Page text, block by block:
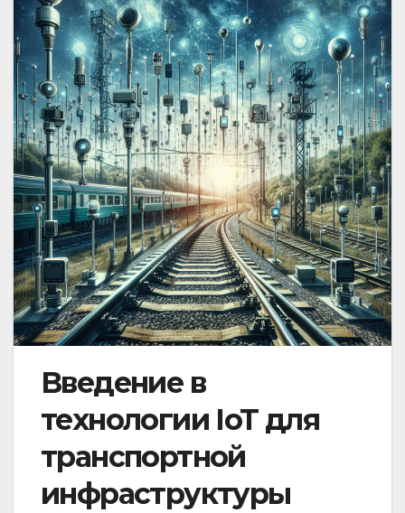
Введение в
технологии IoT для
транспортной
инфраструктуры